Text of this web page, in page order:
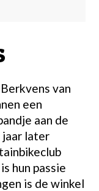
van
een
aan de
jaar later
hun passie
is de winkel